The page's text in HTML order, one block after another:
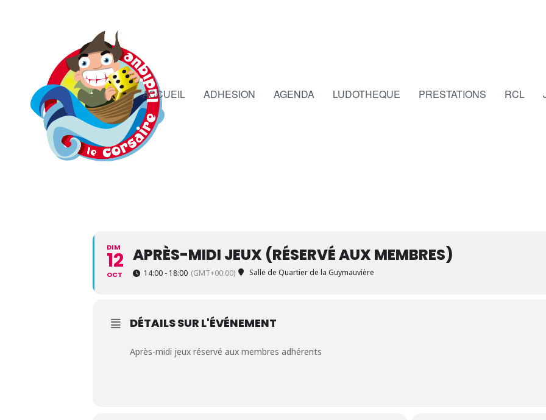
ACCUEIL ADHESION AGENDA LUDOTHEQUE PRESTATIONS RCL
DIM
12
OCT
APRÈS-MIDI JEUX (RÉSERVÉ AUX MEMBRES)
14:00 - 18:00 (GMT+00:00) Salle de Quartier de la Guymauvière
DÉTAILS SUR L'ÉVÉNEMENT
Après-midi jeux réservé aux membres adhérents